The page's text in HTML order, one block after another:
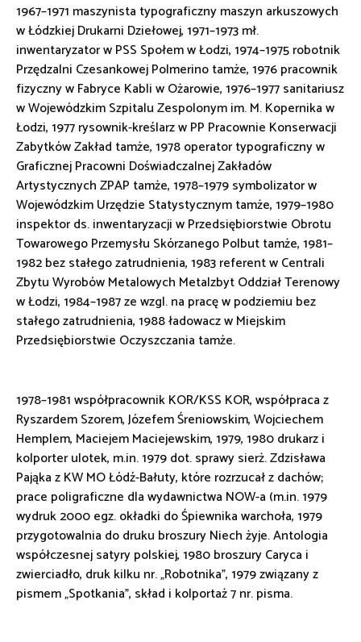
1967–1971 maszynista typograficzny maszyn arkuszowych
w Łódzkiej Drukarni Dziełowej, 1971–1973 mł.
inwentaryzator w PSS Społem w Łodzi, 1974–1975 robotnik
Przędzalni Czesankowej Polmerino tamże, 1976 pracownik
fizyczny w Fabryce Kabli w Ożarowie, 1976–1977 sanitariusz
w Wojewódzkim Szpitalu Zespolonym im. M. Kopernika w
Łodzi, 1977 rysownik-kreślarz w PP Pracownie Konserwacji
Zabytków Zakład tamże, 1978 operator typograficzny w
Graficznej Pracowni Doświadczalnej Zakładów
Artystycznych ZPAP tamże, 1978–1979 symbolizator w
Wojewódzkim Urzędzie Statystycznym tamże, 1979–1980
inspektor ds. inwentaryzacji w Przedsiębiorstwie Obrotu
Towarowego Przemysłu Skórzanego Polbut tamże, 1981–
1982 bez stałego zatrudnienia, 1983 referent w Centrali
Zbytu Wyrobów Metalowych Metalzbyt Oddział Terenowy
w Łodzi, 1984–1987 ze wzgl. na pracę w podziemiu bez
stałego zatrudnienia, 1988 ładowacz w Miejskim
Przedsiębiorstwie Oczyszczania tamże.
1978–1981 współpracownik KOR/KSS KOR, współpraca z
Ryszardem Szorem, Józefem Śreniowskim, Wojciechem
Hemplem, Maciejem Maciejewskim, 1979, 1980 drukarz i
kolporter ulotek, m.in. 1979 dot. sprawy sierż. Zdzisława
Pająka z KW MO Łódź-Bałuty, które rozrzucał z dachów;
prace poligraficzne dla wydawnictwa NOW-a (m.in. 1979
wydruk 2000 egz. okładki do Śpiewnika warchoła, 1979
przygotowalnia do druku broszury Niech żyje. Antologia
współczesnej satyry polskiej, 1980 broszury Caryca i
zwierciadło, druk kilku nr. „Robotnika”, 1979 związany z
pismem „Spotkania”, skład i kolportaż 7 nr. pisma.